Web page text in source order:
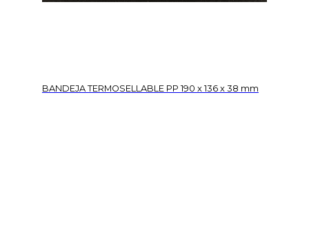
BANDEJA TERMOSELLABLE PP 190 x 136 x 38 mm